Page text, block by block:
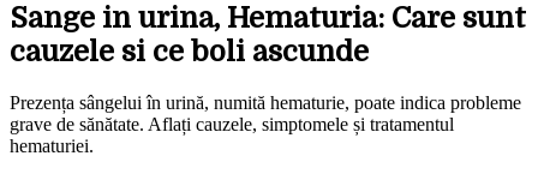
Sange in urina, Hematuria: Care sunt
cauzele si ce boli ascunde
Prezența sângelui în urină, numită hematurie, poate indica probleme
grave de sănătate. Aflați cauzele, simptomele și tratamentul
hematuriei.